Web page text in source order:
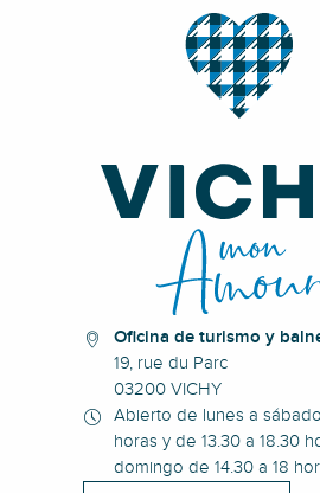
Oficina de turismo y
19, rue du Parc
03200 VICHY
Abierto de lunes a
horas y de 13.30 a 18.30
domingo de 14.30 a 18